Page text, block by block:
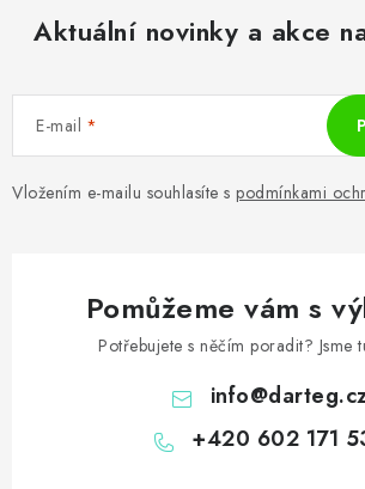
Aktuální novinky a akce
E-mail
Vložením e-mailu souhlasíte s podmínkami
Pomůžeme vám s
Potřebujete s něčím poradit? Jsme
info@
+420 602 171